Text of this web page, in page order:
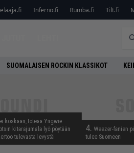
Inferno.fi Rumba.fi Tilt.fi
SUOMALAISEN ROCKIN KLASSIKOT
koskaan, toteaa Yngwie
kitarajumala lyö pöytään
tulevasta levystä
4. Weezer-fanien
tulee Suomeen